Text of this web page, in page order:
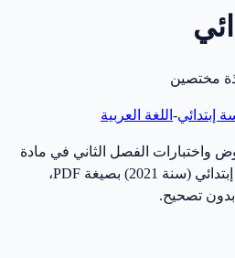
مختصين
إبتدائي- اللغة العربية
رقم 97: فروض واختبارات الفصل الثاني في مادة
اللغة العربية للسنة الخامسة إبتدائي (سنة 2021) بصيغة PDF،
تصحيح.